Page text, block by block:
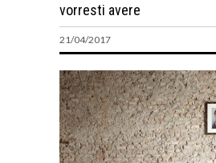
vorresti avere
21/04/2017